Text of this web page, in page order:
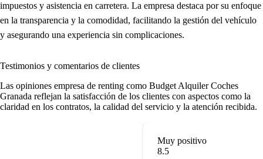
impuestos y asistencia en carretera. La empresa destaca por su enfoque
en la transparencia y la comodidad, facilitando la gestión del vehículo
y asegurando una experiencia sin complicaciones.
Testimonios y comentarios de clientes
Las opiniones empresa de renting como Budget Alquiler Coches
Granada reflejan la satisfacción de los clientes con aspectos como la
claridad en los contratos, la calidad del servicio y la atención recibida.
Muy positivo
8.5